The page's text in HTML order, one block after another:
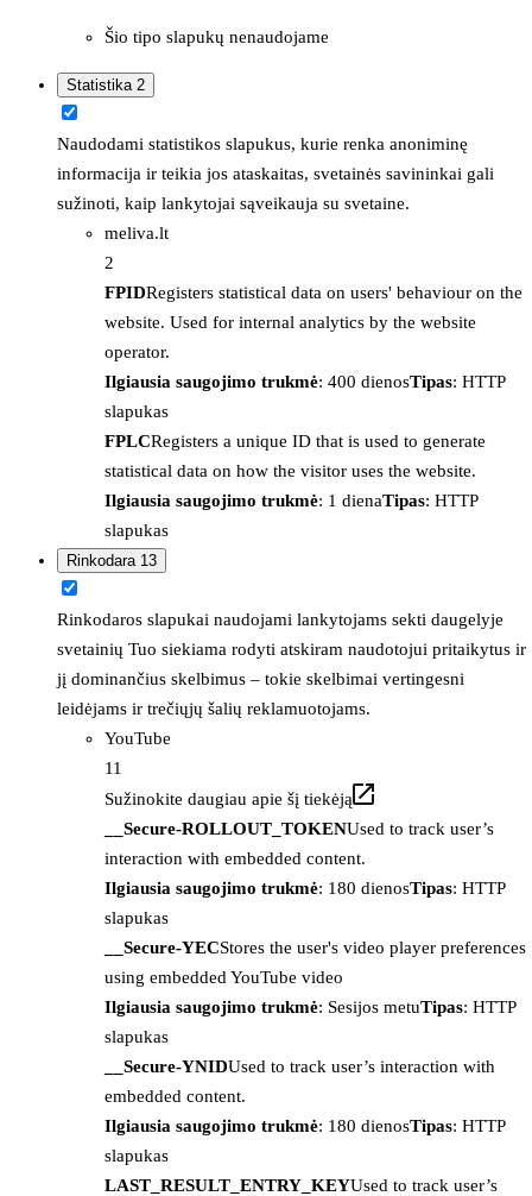
Šio tipo slapukų nenaudojame
Statistika 2
Naudodami statistikos slapukus, kurie renka anoniminę
informacija ir teikia jos ataskaitas, svetainės savininkai gali
sužinoti, kaip lankytojai sąveikauja su svetaine.
meliva.lt
2
FPIDRegisters statistical data on users' behaviour on the
website. Used for internal analytics by the website
operator.
Ilgiausia saugojimo trukmė: 400 dienosTipas: HTTP
slapukas
FPLCRegisters a unique ID that is used to generate
statistical data on how the visitor uses the website.
Ilgiausia saugojimo trukmė: 1 dienaTipas: HTTP
slapukas
Rinkodara 13
Rinkodaros slapukai naudojami lankytojams sekti daugelyje
svetainių Tuo siekiama rodyti atskiram naudotojui pritaikytus ir
jį dominančius skelbimus – tokie skelbimai vertingesni
leidėjams ir trečiųjų šalių reklamuotojams.
YouTube
11
Sužinokite daugiau apie šį tiekėją
__Secure-ROLLOUT_TOKENUsed to track user’s
interaction with embedded content.
Ilgiausia saugojimo trukmė: 180 dienosTipas: HTTP
slapukas
__Secure-YECStores the user's video player preferences
using embedded YouTube video
Ilgiausia saugojimo trukmė: Sesijos metuTipas: HTTP
slapukas
__Secure-YNIDUsed to track user’s interaction with
embedded content.
Ilgiausia saugojimo trukmė: 180 dienosTipas: HTTP
slapukas
LAST_RESULT_ENTRY_KEYUsed to track user’s